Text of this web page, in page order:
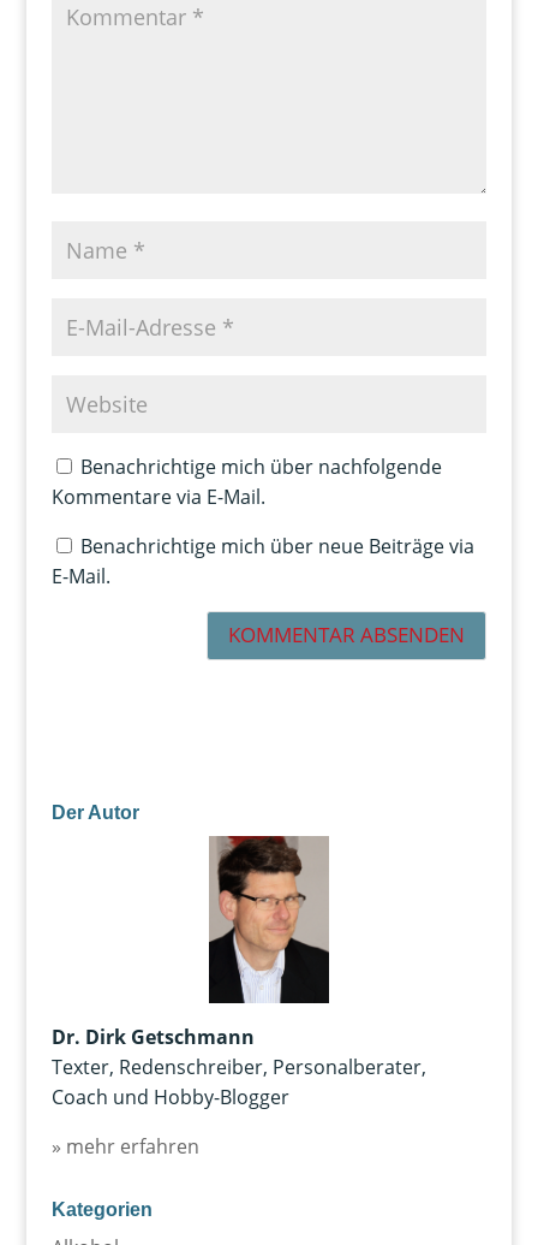
Benachrichtige mich über nachfolgende
Kommentare via E-Mail.
Benachrichtige mich über neue Beiträge via
E-Mail.
Der Autor
Dr. Dirk Getschmann
Texter, Redenschreiber, Personalberater,
Coach und Hobby-Blogger
» mehr erfahren
Kategorien